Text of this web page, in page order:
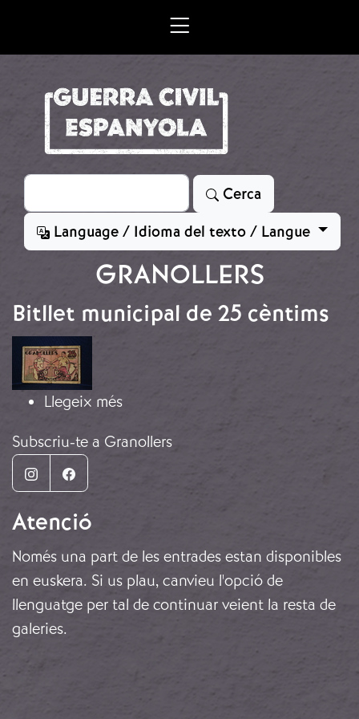
Cerca
Cerca
Language / Idioma del texto / Langue
GRANOLLERS
Bitllet municipal de 25 cèntims
Imatge
Llegeix méssobre Bitllet municipal de 25
Subscriu-te a Granollers
InstagramFacebook
Atenció
Només una part de les entrades estan disponibles
en euskera. Si us plau, canvieu l'opció de
llenguatge per tal de continuar veient la resta de
galeries.